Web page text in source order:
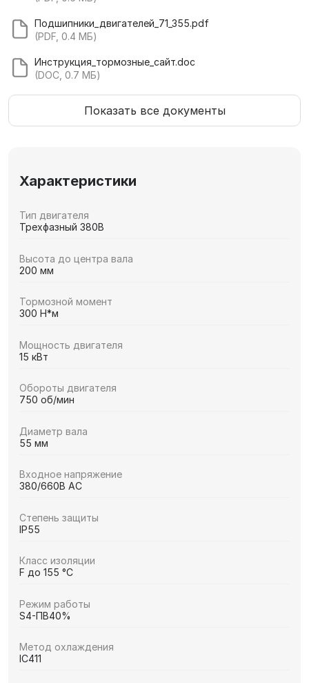
Подшипники_двигателей_71_355.pdf
(PDF, 0.4 МБ)
Инструкция_тормозные_сайт.doc
(DOC, 0.7 МБ)
Показать все документы
Характеристики
Тип двигателя
Трехфазный 380В
Высота до центра вала
200 мм
Тормозной момент
300 Н*м
Мощность двигателя
15 кВт
Обороты двигателя
750 об/мин
Диаметр вала
55 мм
Входное напряжение
380/660В AC
Степень защиты
IP55
Класс изоляции
F до 155 °C
Режим работы
S4-ПВ40%
Метод охлаждения
IC411